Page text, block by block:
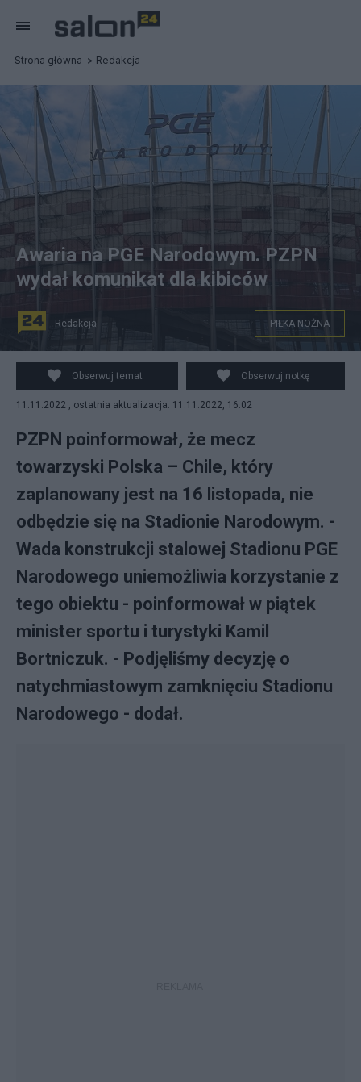
Strona główna Redakcja
Mecz z Chile nie odbędzie się na PGE Narodowym.
Winna usterka obiektu. (fot. Facebook/Łączy nas piłka)
Awaria na PGE Narodowym. PZPN
wydał komunikat dla kibiców
Redakcja PIŁKA NOŻNA
Obserwuj temat Obserwuj notkę
11.11.2022 , ostatnia aktualizacja: 11.11.2022, 16:02
PZPN poinformował, że mecz
towarzyski Polska – Chile, który
zaplanowany jest na 16 listopada, nie
odbędzie się na Stadionie Narodowym. -
Wada konstrukcji stalowej Stadionu PGE
Narodowego uniemożliwia korzystanie z
tego obiektu - poinformował w piątek
minister sportu i turystyki Kamil
Bortniczuk. - Podjęliśmy decyzję o
natychmiastowym zamknięciu Stadionu
Narodowego - dodał.